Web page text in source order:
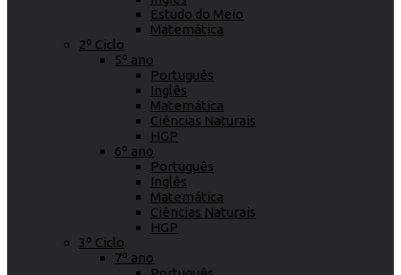
Estudo do Meio
Matemática
2º Ciclo
5º ano
Português
Inglês
Matemática
Ciências Naturais
HGP
6º ano
Português
Inglês
Matemática
Ciências Naturais
HGP
3º Ciclo
7º ano